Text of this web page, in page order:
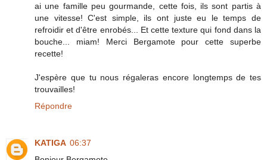
ai une famille peu gourmande, cette fois, ils sont partis à
une vitesse! C'est simple, ils ont juste eu le temps de
refroidir et d'être enrobés... Et cette texture qui fond dans la
bouche... miam! Merci Bergamote pour cette superbe
recette!
J'espère que tu nous régaleras encore longtemps de tes
trouvailles!
Répondre
KATIGA 06:37